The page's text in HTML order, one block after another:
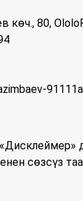
көч., 80,
сөзсүз